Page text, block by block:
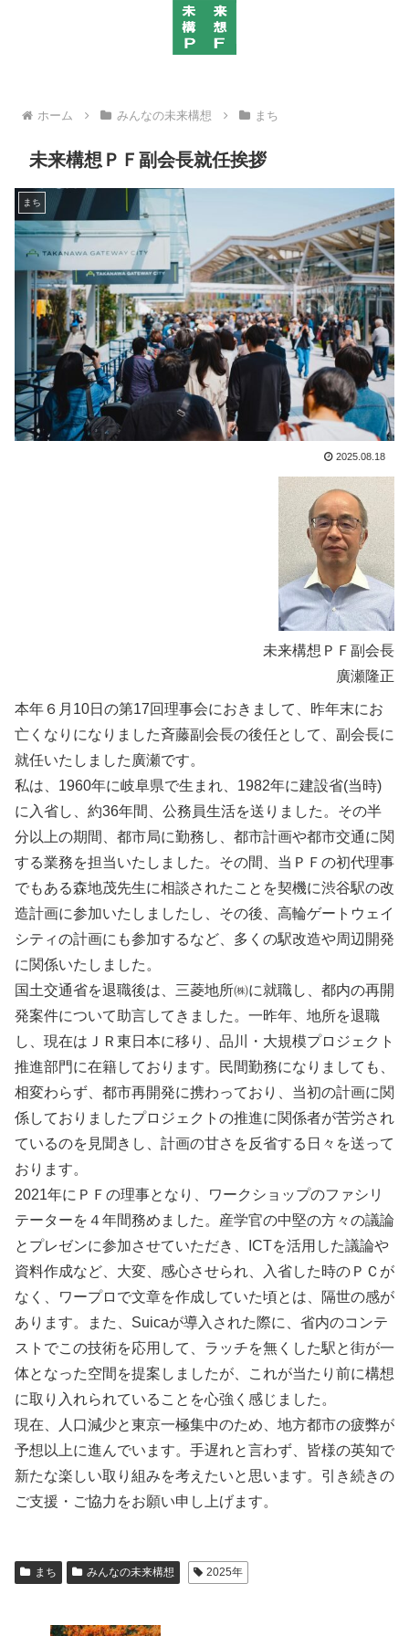
ホーム みんなの未来構想 まち
未来構想ＰＦ副会長就任挨拶
まち
2025.08.18
未来構想ＰＦ副会長
廣瀬隆正
本年６月10日の第17回理事会におきまして、昨年末にお
亡くなりになりました斉藤副会長の後任として、副会長に
就任いたしました廣瀬です。
私は、1960年に岐阜県で生まれ、1982年に建設省(当時)
に入省し、約36年間、公務員生活を送りました。その半
分以上の期間、都市局に勤務し、都市計画や都市交通に関
する業務を担当いたしました。その間、当ＰＦの初代理事
でもある森地茂先生に相談されたことを契機に渋谷駅の改
造計画に参加いたしましたし、その後、高輪ゲートウェイ
シティの計画にも参加するなど、多くの駅改造や周辺開発
に関係いたしました。
国土交通省を退職後は、三菱地所㈱に就職し、都内の再開
発案件について助言してきました。一昨年、地所を退職
し、現在はＪＲ東日本に移り、品川・大規模プロジェクト
推進部門に在籍しております。民間勤務になりましても、
相変わらず、都市再開発に携わっており、当初の計画に関
係しておりましたプロジェクトの推進に関係者が苦労され
ているのを見聞きし、計画の甘さを反省する日々を送って
おります。
2021年にＰＦの理事となり、ワークショップのファシリ
テーターを４年間務めました。産学官の中堅の方々の議論
とプレゼンに参加させていただき、ICTを活用した議論や
資料作成など、大変、感心させられ、入省した時のＰＣが
なく、ワープロで文章を作成していた頃とは、隔世の感が
あります。また、Suicaが導入された際に、省内のコンテ
ストでこの技術を応用して、ラッチを無くした駅と街が一
体となった空間を提案しましたが、これが当たり前に構想
に取り入れられていることを心強く感じました。
現在、人口減少と東京一極集中のため、地方都市の疲弊が
予想以上に進んでいます。手遅れと言わず、皆様の英知で
新たな楽しい取り組みを考えたいと思います。引き続きの
ご支援・ご協力をお願い申し上げます。
まち みんなの未来構想 2025年